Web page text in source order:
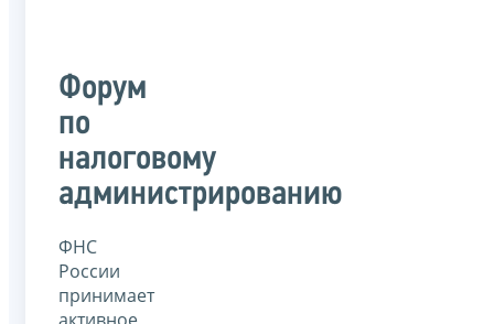
Форум
по
налоговому
администрированию
ФНС
России
принимает